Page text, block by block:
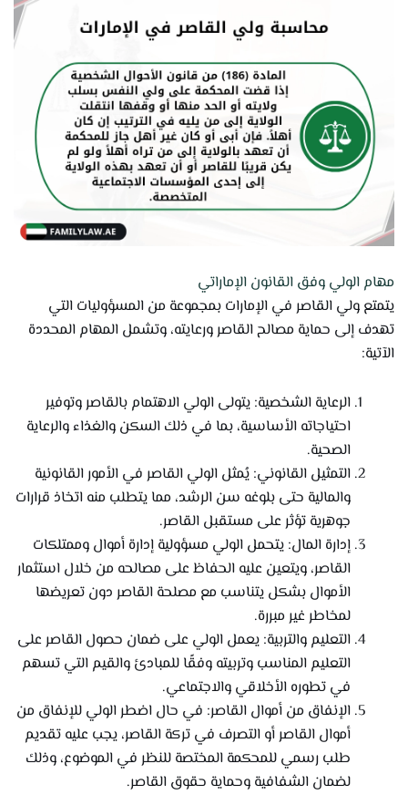
مهام الولي وفق القانون الإماراتي
يتمتع ولي القاصر في الإمارات بمجموعة من المسؤوليات التي
تهدف إلى حماية مصالح القاصر ورعايته، وتشمل المهام المحددة
الآتية:
الرعاية الشخصية: يتولى الولي الاهتمام بالقاصر وتوفير
احتياجاته الأساسية، بما في ذلك السكن والغذاء والرعاية
الصحية.
التمثيل القانوني: يُمثل الولي القاصر في الأمور القانونية
والمالية حتى بلوغه سن الرشد، مما يتطلب منه اتخاذ قرارات
جوهرية تؤثر على مستقبل القاصر.
إدارة المال: يتحمل الولي مسؤولية إدارة أموال وممتلكات
القاصر، ويتعين عليه الحفاظ على مصالحه من خلال استثمار
الأموال بشكل يتناسب مع مصلحة القاصر دون تعريضها
لمخاطر غير مبررة.
التعليم والتربية: يعمل الولي على ضمان حصول القاصر على
التعليم المناسب وتربيته وفقًا للمبادئ والقيم التي تسهم
في تطوره الأخلاقي والاجتماعي.
الإنفاق من أموال القاصر: في حال اضطر الولي للإنفاق من
أموال القاصر أو التصرف في تركة القاصر، يجب عليه تقديم
طلب رسمي للمحكمة المختصة للنظر في الموضوع، وذلك
لضمان الشفافية وحماية حقوق القاصر.